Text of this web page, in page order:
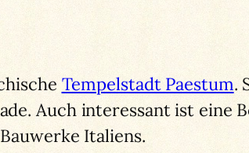
Tempelstadt Paestum.
Auch interessant ist eine
Italiens.